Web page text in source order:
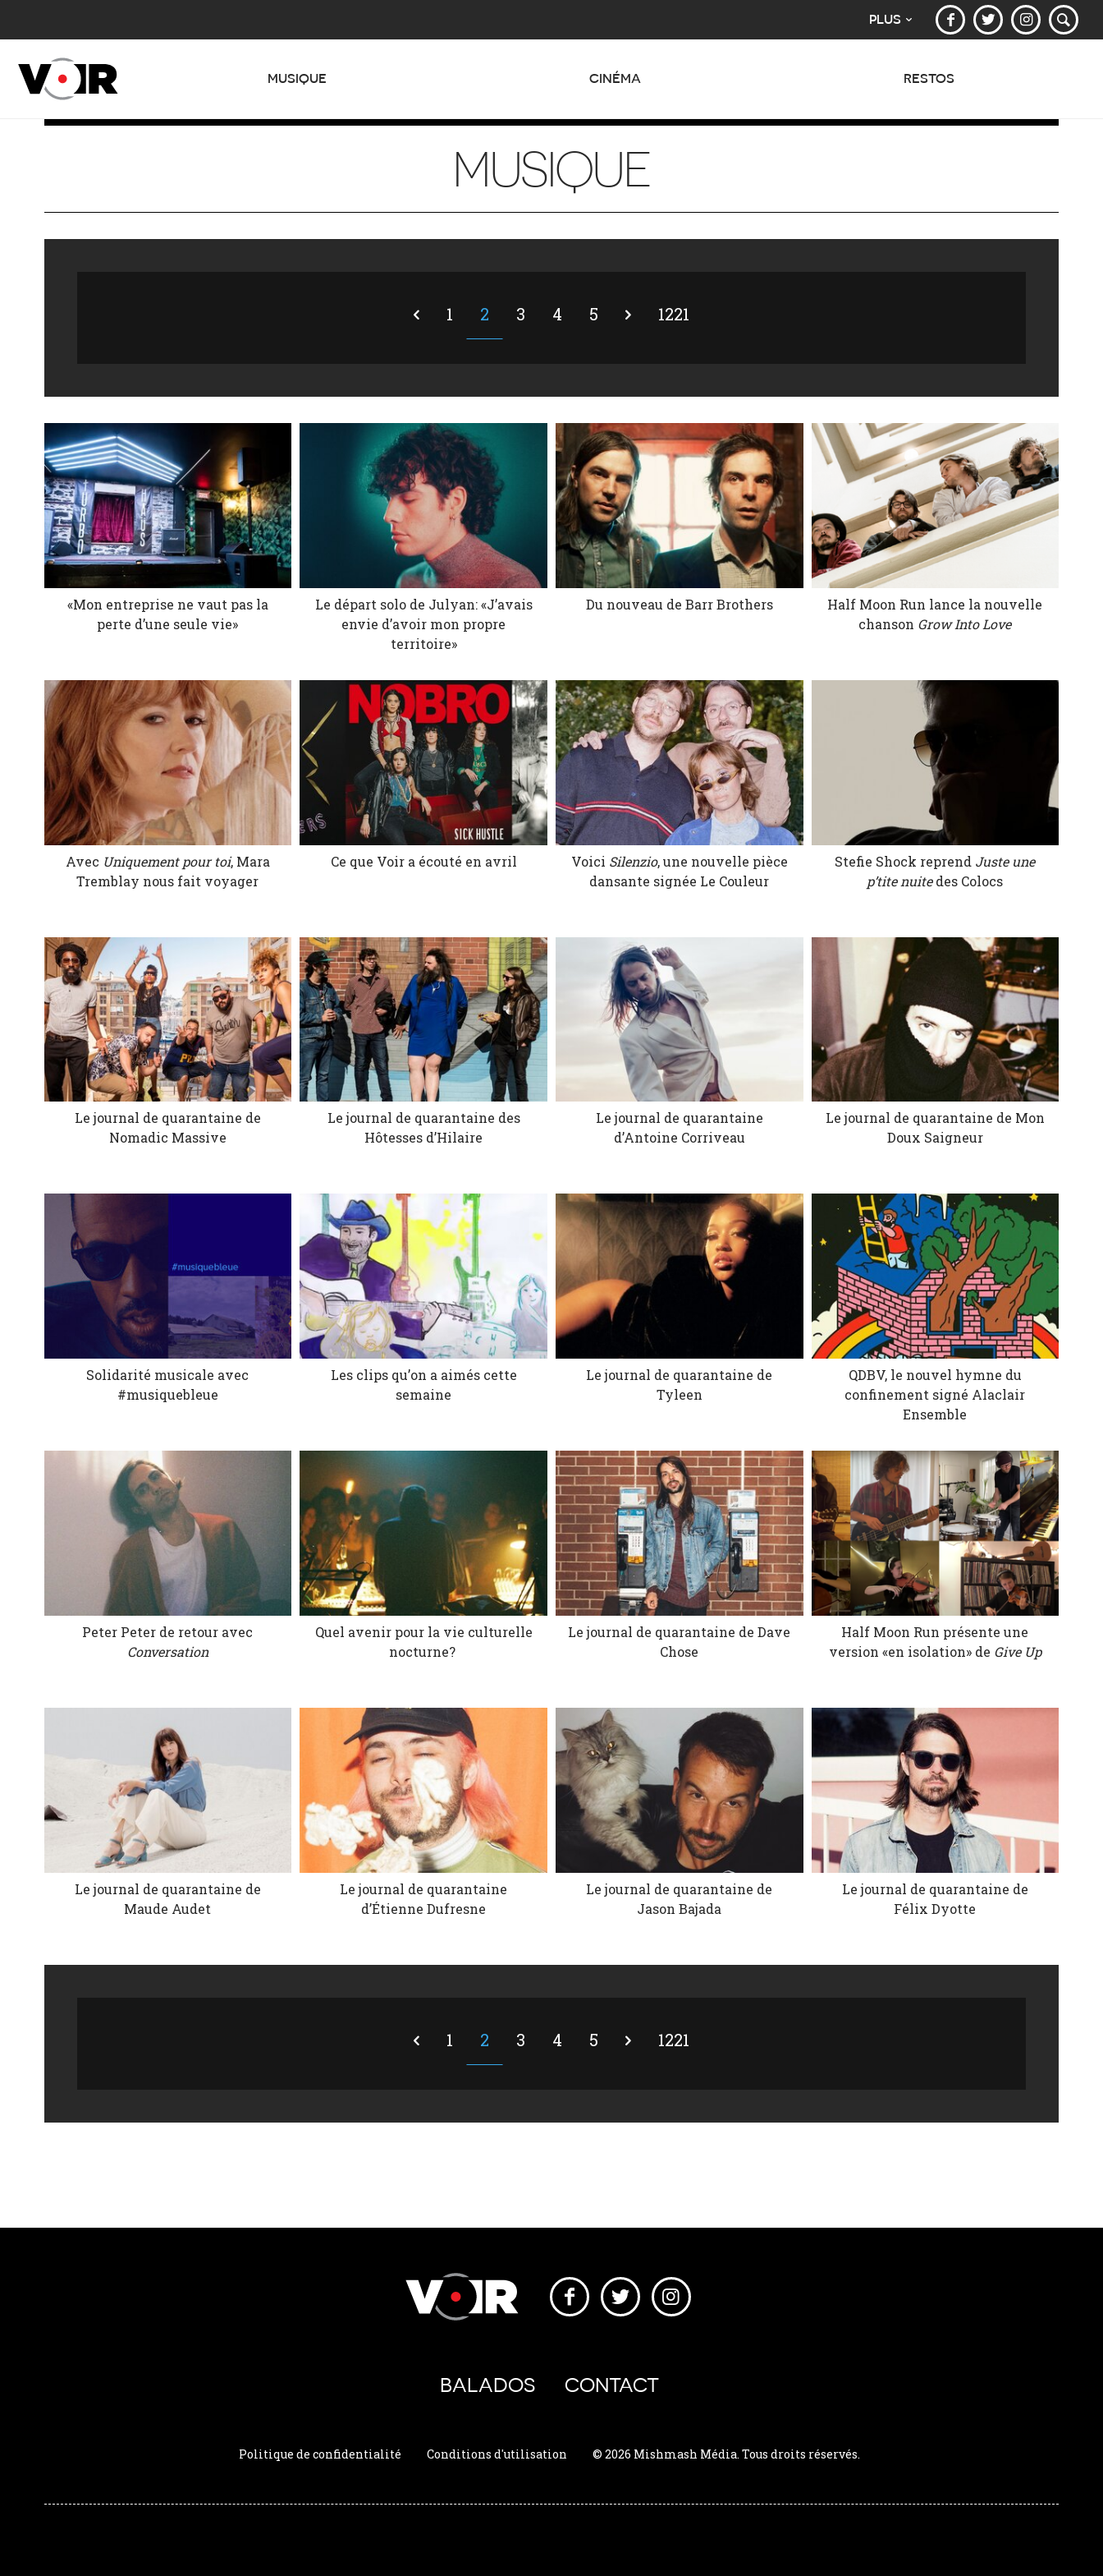
PLUS
MUSIQUE CINÉMA RESTOS
MUSIQUE
1 2 3 4 5 1221
«Mon entreprise ne vaut pas la
perte d’une seule vie»
Le départ solo de Julyan: «J’avais
envie d’avoir mon propre
territoire»
Du nouveau de Barr Brothers
Half Moon Run lance la nouvelle
chanson Grow Into Love
Avec Uniquement pour toi, Mara
Tremblay nous fait voyager
Ce que Voir a écouté en avril Voici Silenzio, une nouvelle pièce
dansante signée Le Couleur
Stefie Shock reprend Juste une
p’tite nuitedes Colocs
Le journal de quarantaine de
Nomadic Massive
Le journal de quarantaine des
Hôtesses d’Hilaire
Le journal de quarantaine
d’Antoine Corriveau
Le journal de quarantaine de Mon
Doux Saigneur
Solidarité musicale avec
#musiquebleue
Les clips qu’on a aimés cette
semaine
Le journal de quarantaine de
Tyleen
QDBV, le nouvel hymne du
confinement signé Alaclair
Ensemble
Peter Peter de retour avec
Conversation
Quel avenir pour la vie culturelle
nocturne?
Le journal de quarantaine de Dave
Chose
Half Moon Run présente une
version «en isolation» de Give Up
Le journal de quarantaine de
Maude Audet
Le journal de quarantaine
d’Étienne Dufresne
Le journal de quarantaine de
Jason Bajada
Le journal de quarantaine de
Félix Dyotte
1 2 3 4 5 1221
BALADOS CONTACT
Politique de confidentialité Conditions d'utilisation © 2026 Mishmash Média. Tous droits réservés.